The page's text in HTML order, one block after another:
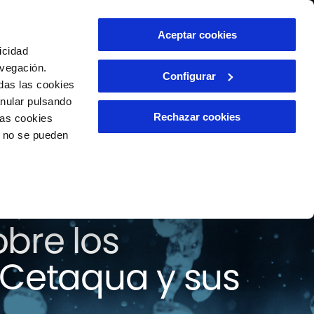
las cookies
pulsando
cookies
se pueden
Aceptar cookies
Configurar
Rechazar cookies
ES
todas las
los
y sus